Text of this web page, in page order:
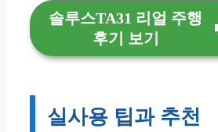
솔루스TA31 리얼 주행
후기 보기
실사용 팁과 추천